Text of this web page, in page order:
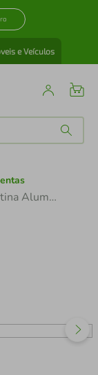
e Veículos
Nível Tramontina Alumínio Master com Três Ampolas 18"